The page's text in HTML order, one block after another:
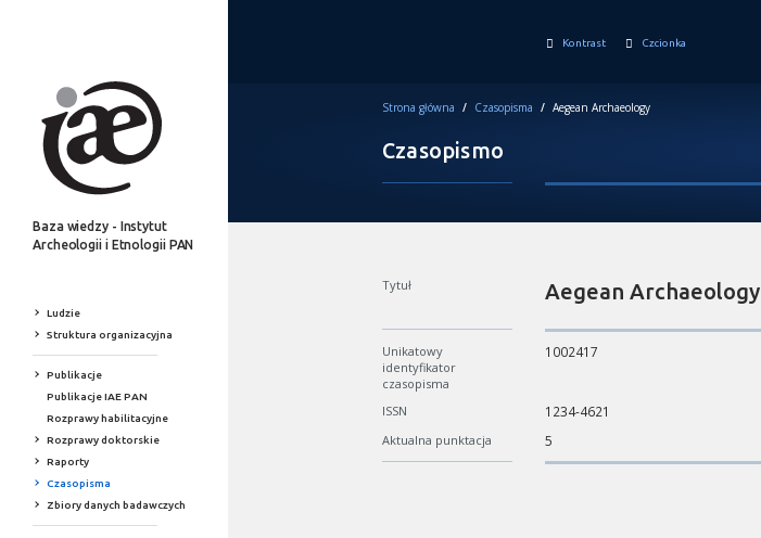
Baza wiedzy - Instytut
Archeologii i Etnologii PAN
Ludzie
Struktura organizacyjna
Publikacje
Publikacje IAE PAN
Rozprawy habilitacyjne
Rozprawy doktorskie
Raporty
Czasopisma
Zbiory danych badawczych
Kontrast Czcionka
Strona główna / Czasopisma / Aegean Archaeology
Czasopismo
Tytuł Aegean Archaeology
Unikatowy
identyfikator
czasopisma
1002417
ISSN 1234-4621
Aktualna punktacja 5